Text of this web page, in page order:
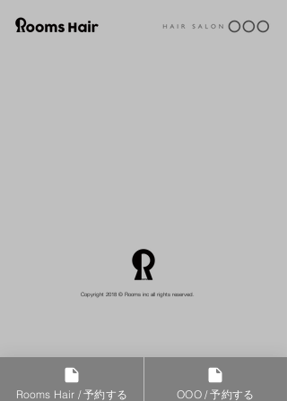
Copyright 2018 © Rooms inc all rights reserved.
Rooms Hair / 予約する OOO / 予約する